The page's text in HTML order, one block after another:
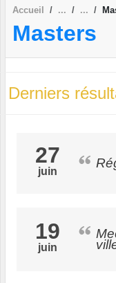
Accueil
Masters
Derniers
27
juin
19
juin
Meeting du stade